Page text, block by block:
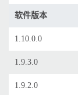
软件版本
1.10.0.0
1.9.3.0
1.9.2.0